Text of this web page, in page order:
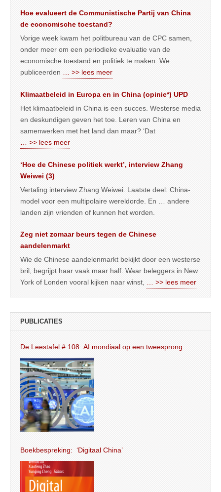
Hoe evalueert de Communistische Partij van China
de economische toestand?
Vorige week kwam het politbureau van de CPC samen,
onder meer om een periodieke evaluatie van de
economische toestand en politiek te maken. We
publiceerden
… >> lees meer
Klimaatbeleid in Europa en in China (opinie*) UPD
Het klimaatbeleid in China is een succes. Westerse media
en deskundigen geven het toe. Leren van China en
samenwerken met het land dan maar? ‘Dat
… >> lees meer
‘Hoe de Chinese politiek werkt’, interview Zhang
Weiwei (3)
Vertaling interview Zhang Weiwei. Laatste deel: China-
model voor een multipolaire wereldorde. En … andere
landen zijn vrienden of kunnen het worden.
Zeg niet zomaar beurs tegen de Chinese
aandelenmarkt
Wie de Chinese aandelenmarkt bekijkt door een westerse
bril, begrijpt haar vaak maar half. Waar beleggers in New
York of Londen vooral kijken naar winst,
… >> lees meer
PUBLICATIES
De Leestafel # 108: AI mondiaal op een tweesprong
Boekbespreking: ‘Digitaal China’